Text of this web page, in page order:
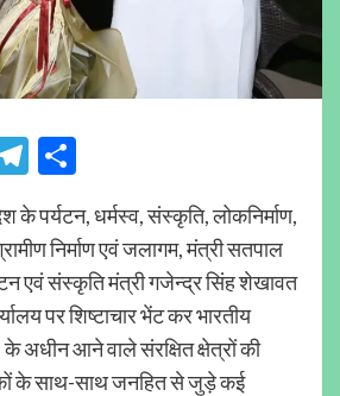
Telegram
के पर्यटन, धर्मस्व, संस्कृति, लोकनिर्माण,
निर्माण एवं जलागम, मंत्री सतपाल
एवं संस्कृति मंत्री गजेन्द्र सिंह शेखावत
पर शिष्टाचार भेंट कर भारतीय
के अधीन आने वाले संरक्षित क्षेत्रों की
के साथ-साथ जनहित से जुड़े कई